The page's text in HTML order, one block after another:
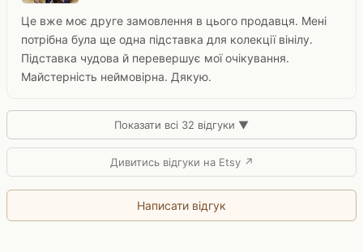
Це вже моє друге замовлення в цього продавця. Мені
потрібна була ще одна підставка для колекції вінілу.
Підставка чудова й перевершує мої очікування.
Майстерність неймовірна. Дякую.
Показати всі 32 відгуки ▼
Дивитись відгуки на Etsy ↗
Написати відгук